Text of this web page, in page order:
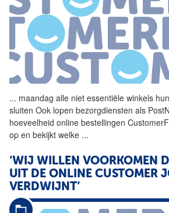
... maandag alle niet essentiële winkels
sluiten Ook lopen bezorgdiensten als
hoeveelheid online bestellingen
op en bekijkt welke ...
‘WIJ WILLEN VOORKOMEN
UIT DE ONLINE CUSTOMER
VERDWIJNT’